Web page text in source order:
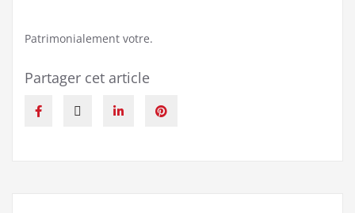
Patrimonialement votre.
Partager cet article